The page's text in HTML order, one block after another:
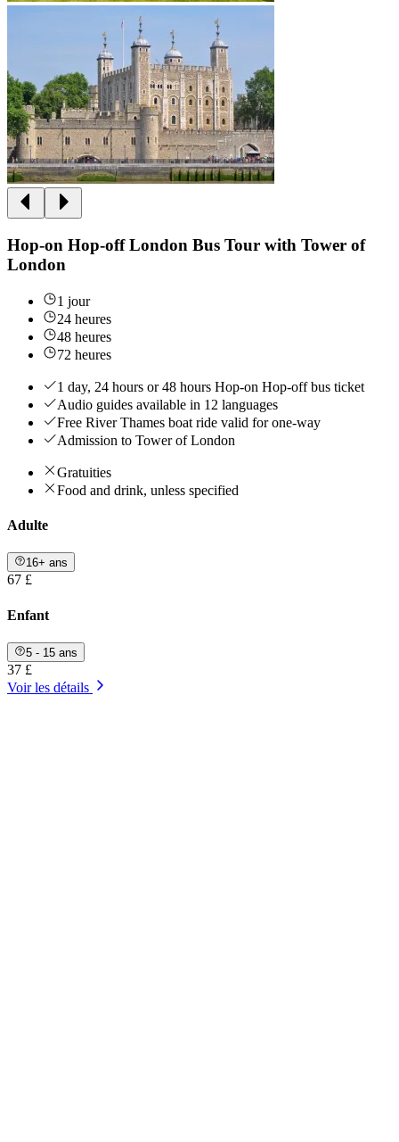
Hop-on Hop-off London Bus Tour with Tower of
London
1 jour
24 heures
48 heures
72 heures
1 day, 24 hours or 48 hours Hop-on Hop-off bus ticket
Audio guides available in 12 languages
Free River Thames boat ride valid for one-way
Admission to Tower of London
Gratuities
Food and drink, unless specified
Adulte
16+ ans
67 £
Enfant
5 - 15 ans
37 £
Voir les détails